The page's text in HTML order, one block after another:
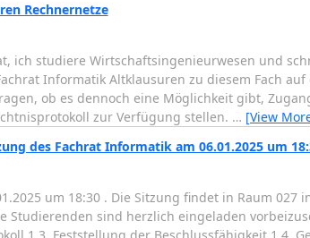
Rechnernetze
ich studiere Wirtschaftsingenieurwesen und
Informatik Altklausuren zu diesem Fach
ob es dennoch eine Möglichkeit gibt,
zur Verfügung stellen. … [View
des Fachrat Informatik am 06.01.2025 um
um 18:30 . Die Sitzung findet in Raum 027
Studierenden sind herzlich eingeladen
1.3. Feststellung der Beschlussfähigkeit 1.4.